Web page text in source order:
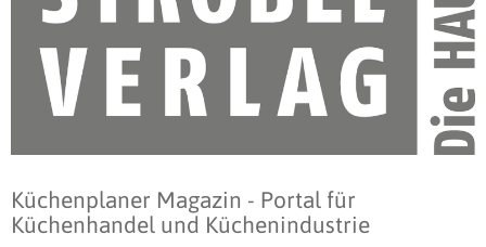
Küchenplaner Magazin - Portal für
Küchenhandel und Küchenindustrie